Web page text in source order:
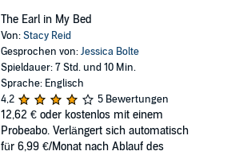
The Earl in My Bed
Von:Stacy Reid
Gesprochen von:Jessica Bolte
Spieldauer: 7 Std. und 10 Min.
Sprache: Englisch
4,2
5 Bewertungen
12,62 € oder kostenlos mit einem
Probeabo. Verlängert sich automatisch
für 6,99 €/Monat nach Ablauf des